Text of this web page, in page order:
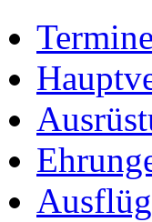
Termine